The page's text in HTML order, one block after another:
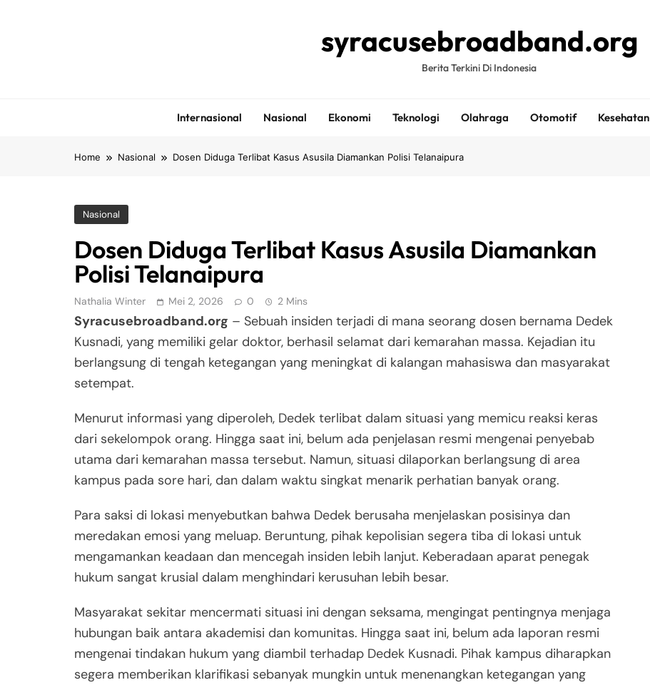
syracusebroadband.org
Berita Terkini Di Indonesia
Internasional Nasional Ekonomi Teknologi Olahraga Otomotif Kesehatan
Home Nasional Dosen Diduga Terlibat Kasus Asusila Diamankan Polisi Telanaipura
Nasional
Dosen Diduga Terlibat Kasus Asusila Diamankan
Polisi Telanaipura
Nathalia Winter Mei 2, 2026 0 2 Mins
Syracusebroadband.org – Sebuah insiden terjadi di mana seorang dosen bernama Dedek
Kusnadi, yang memiliki gelar doktor, berhasil selamat dari kemarahan massa. Kejadian itu
berlangsung di tengah ketegangan yang meningkat di kalangan mahasiswa dan masyarakat
setempat.
Menurut informasi yang diperoleh, Dedek terlibat dalam situasi yang memicu reaksi keras
dari sekelompok orang. Hingga saat ini, belum ada penjelasan resmi mengenai penyebab
utama dari kemarahan massa tersebut. Namun, situasi dilaporkan berlangsung di area
kampus pada sore hari, dan dalam waktu singkat menarik perhatian banyak orang.
Para saksi di lokasi menyebutkan bahwa Dedek berusaha menjelaskan posisinya dan
meredakan emosi yang meluap. Beruntung, pihak kepolisian segera tiba di lokasi untuk
mengamankan keadaan dan mencegah insiden lebih lanjut. Keberadaan aparat penegak
hukum sangat krusial dalam menghindari kerusuhan lebih besar.
Masyarakat sekitar mencermati situasi ini dengan seksama, mengingat pentingnya menjaga
hubungan baik antara akademisi dan komunitas. Hingga saat ini, belum ada laporan resmi
mengenai tindakan hukum yang diambil terhadap Dedek Kusnadi. Pihak kampus diharapkan
segera memberikan klarifikasi sebanyak mungkin untuk menenangkan ketegangan yang